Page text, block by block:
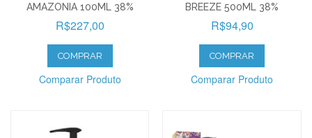
AMAZONIA 100ML 38%
R$227,00
COMPRAR
Comparar Produto
BREEZE 500ML 38%
R$94,90
COMPRAR
Comparar Produto